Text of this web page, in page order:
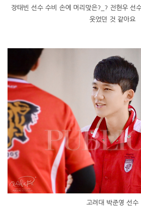
장태빈 선수 수비 손에 머리맞은?_? 전현우 선
웃었던 것 같아요
고려대 박준영 선수